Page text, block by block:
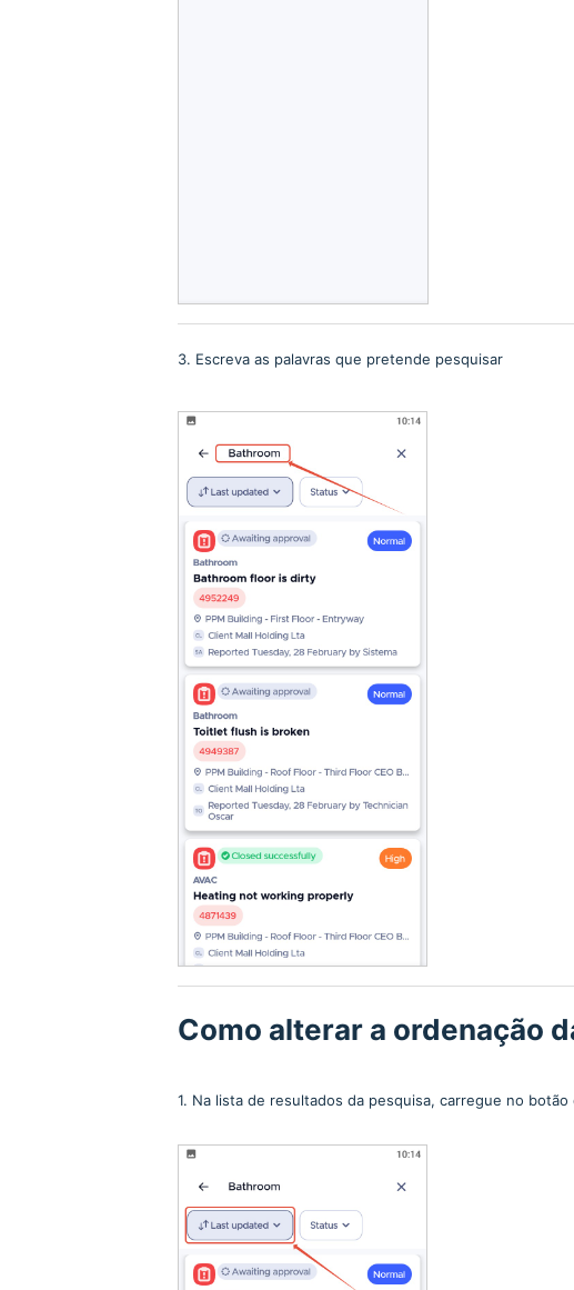
3. Escreva as palavras que pretende pesquisar
Como alterar a ordenação
1. Na lista de resultados da pesquisa, carregue no botão